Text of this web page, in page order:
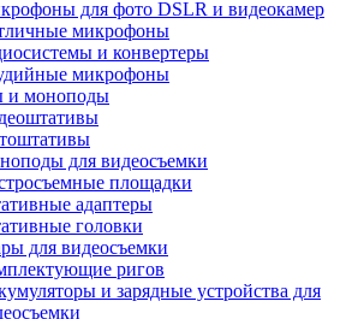
для фото DSLR и видеокамер
микрофоны
и конвертеры
микрофоны
и моноподы
для видеосъемки
площадки
адаптеры
головки
для видеосъемки
ригов
и зарядные устройства для